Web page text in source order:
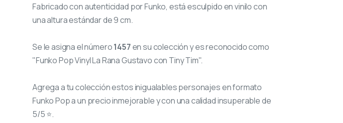
Fabricado con autenticidad por Funko, está esculpido en vinilo con
una altura estándar de 9 cm.
Se le asigna el número1457en su colección y es reconocido como
"Funko Pop Vinyl La Rana Gustavo con Tiny Tim".
Agrega a tu colección estos inigualables personajes en formato
Funko Pop a un precio inmejorable y con una calidad insuperable de
5/5 ⭐.